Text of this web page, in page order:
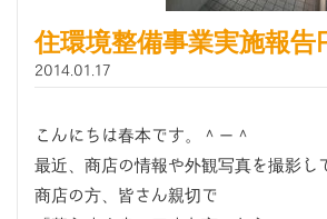
住環境整備事業実施報告
2014.01.17
こんにちは春本です。＾ー＾
最近、商店の情報や外観写真を撮影し
商店の方、皆さん親切で